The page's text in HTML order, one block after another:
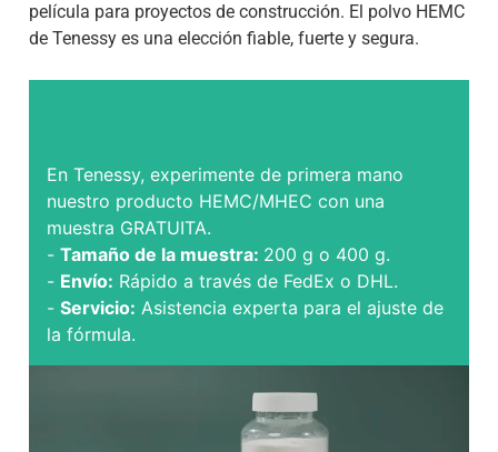
película para proyectos de construcción. El polvo HEMC
de Tenessy es una elección fiable, fuerte y segura.
En Tenessy, experimente de primera mano
nuestro producto HEMC/MHEC con una
muestra GRATUITA.
- Tamaño de la muestra: 200 g o 400 g.
- Envío: Rápido a través de FedEx o DHL.
- Servicio: Asistencia experta para el ajuste de
la fórmula.